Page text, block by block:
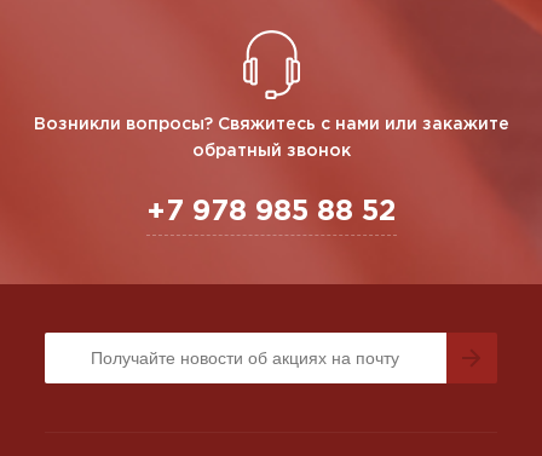
Возникли вопросы? Свяжитесь с нами или закажите
обратный звонок
+7 978 985 88 52